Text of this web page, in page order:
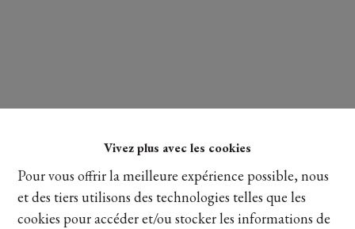
Vivez plus avec les cookies
Pour vous offrir la meilleure expérience possible, nous
et des tiers utilisons des technologies telles que les
cookies pour accéder et/ou stocker les informations de